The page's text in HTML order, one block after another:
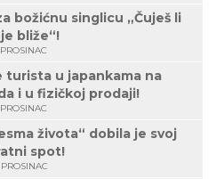
božićnu singlicu „Čuješ li
bliže“!
turista u japankama na
i u fizičkoj prodaji!
života“ dobila je svoj
spot!